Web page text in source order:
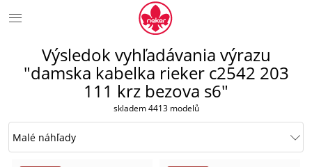
Výsledok vyhľadávania výrazu
"damska kabelka rieker c2542 203
111 krz bezova s6"
skladem 4413 modelů